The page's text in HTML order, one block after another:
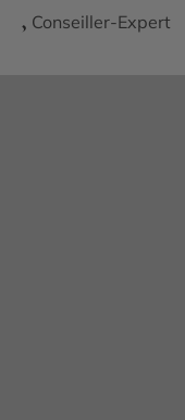
, Conseiller-Expert